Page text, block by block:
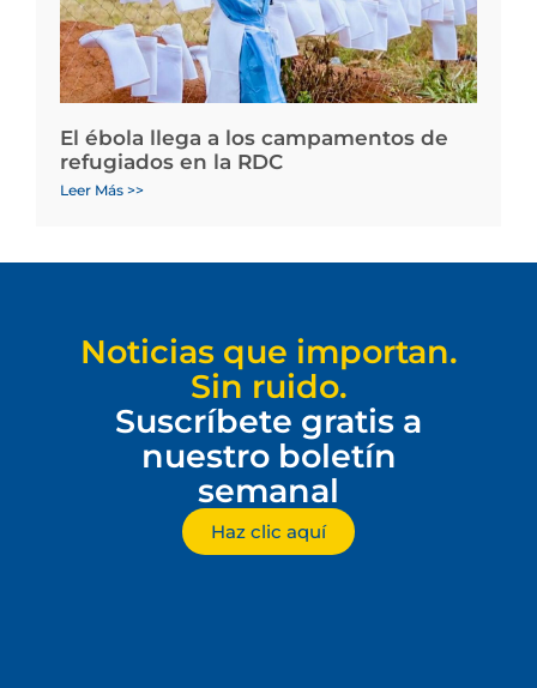
El ébola llega a los campamentos de
refugiados en la RDC
Leer Más >>
Noticias que importan.
Sin ruido.
Suscríbete gratis a
nuestro boletín
semanal
Haz clic aquí